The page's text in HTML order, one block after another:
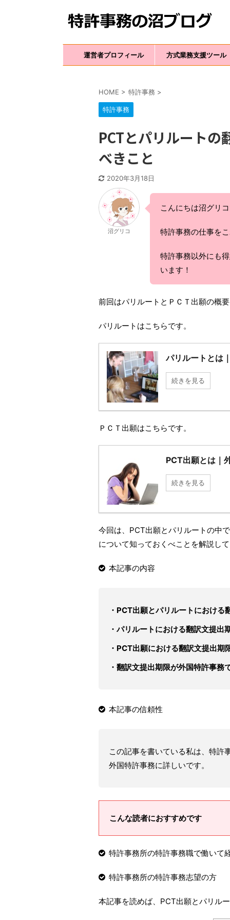
運営者プロフィール 方式業務支援ツール
HOME > 特許事務 >
特許事務
PCTとパリルートの
べきこと
2020年3月18日
沼グリコ
こんにちは沼グリ
特許事務の仕事を
特許事務以外にも
います！
前回はパリルートとＰＣＴ出願の概
パリルートはこちらです。
パリルートとは
続きを見る
ＰＣＴ出願はこちらです。
PCT出願とは｜
続きを見る
今回は、PCT出願とパリルートの中
について知っておくべことを解説し
本記事の内容
・PCT出願とパリルートにおける
・パリルートにおける翻訳文提出
・PCT出願における翻訳文提出期
・翻訳文提出期限が外国特許事務
本記事の信頼性
この記事を書いている私は、特許
外国特許事務に詳しいです。
こんな読者におすすめです
特許事務所の特許事務職で働いて
特許事務所の特許事務志望の方
本記事を読めば、PCT出願とパリル